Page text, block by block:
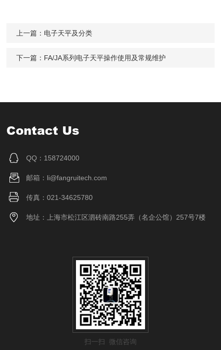
上一篇： 电子天平及分类
下一篇： FA/JA系列电子天平操作使用及常规维护
Contact Us
QQ：158724000
邮箱：li@fangruitech.com
传真：021-34625780
地址：上海市松江区泗砖南路255弄（名企公馆）257号7楼
扫一扫 微信咨询